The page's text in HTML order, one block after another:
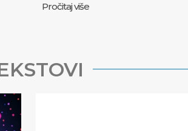
Pročitaj više